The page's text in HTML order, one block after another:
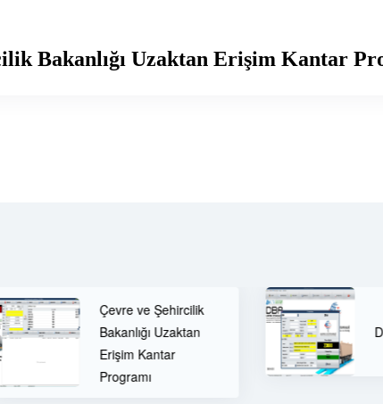
Bakanlığı Uzaktan Erişim Kantar
DBA Yetki Belgesi